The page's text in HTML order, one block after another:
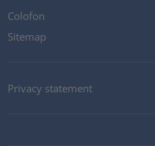
Colofon
Sitemap
Privacy statement